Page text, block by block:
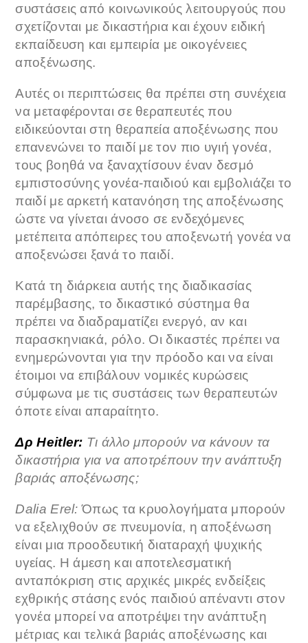
συστάσεις από κοινωνικούς λειτουργούς που
σχετίζονται με δικαστήρια και έχουν ειδική
εκπαίδευση και εμπειρία με οικογένειες
αποξένωσης.
Αυτές οι περιπτώσεις θα πρέπει στη συνέχεια
να μεταφέρονται σε θεραπευτές που
ειδικεύονται στη θεραπεία αποξένωσης που
επανενώνει το παιδί με τον πιο υγιή γονέα,
τους βοηθά να ξαναχτίσουν έναν δεσμό
εμπιστοσύνης γονέα-παιδιού και εμβολιάζει το
παιδί με αρκετή κατανόηση της αποξένωσης
ώστε να γίνεται άνοσο σε ενδεχόμενες
μετέπειτα απόπειρες του αποξενωτή γονέα να
αποξενώσει ξανά το παιδί.
Κατά τη διάρκεια αυτής της διαδικασίας
παρέμβασης, το δικαστικό σύστημα θα
πρέπει να διαδραματίζει ενεργό, αν και
παρασκηνιακά, ρόλο. Οι δικαστές πρέπει να
ενημερώνονται για την πρόοδο και να είναι
έτοιμοι να επιβάλουν νομικές κυρώσεις
σύμφωνα με τις συστάσεις των θεραπευτών
όποτε είναι απαραίτητο.
Δρ Heitler: Τι άλλο μπορούν να κάνουν τα
δικαστήρια για να αποτρέπουν την ανάπτυξη
βαριάς αποξένωσης;
Dalia Erel: Όπως τα κρυολογήματα μπορούν
να εξελιχθούν σε πνευμονία, η αποξένωση
είναι μια προοδευτική διαταραχή ψυχικής
υγείας. Η άμεση και αποτελεσματική
ανταπόκριση στις αρχικές μικρές ενδείξεις
εχθρικής στάσης ενός παιδιού απέναντι στον
γονέα μπορεί να αποτρέψει την ανάπτυξη
μέτριας και τελικά βαριάς αποξένωσης και